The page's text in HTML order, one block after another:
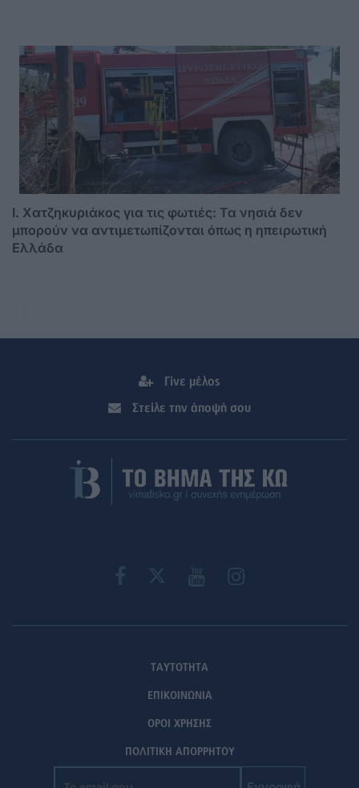
I. Χατζηκυριάκος για τις φωτιές: Τα νησιά δεν
μπορούν να αντιμετωπίζονται όπως η ηπειρωτική
Ελλάδα
Γίνε μέλος
Στείλε την άποψή σου
ΤΑΥΤΟΤΗΤΑ
ΕΠΙΚΟΙΝΩΝΙΑ
ΟΡΟΙ ΧΡΗΣΗΣ
ΠΟΛΙΤΙΚΗ ΑΠΟΡΡΗΤΟΥ